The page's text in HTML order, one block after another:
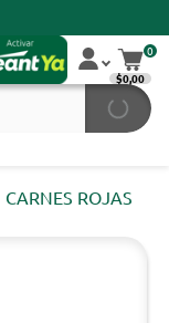
0
$0,00
CARNES ROJAS